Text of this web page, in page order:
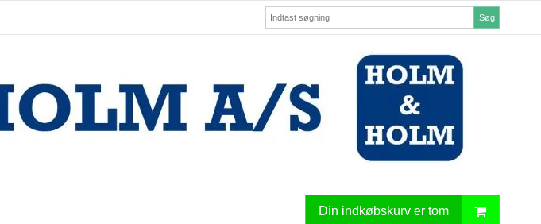
Søg
Din indkøbskurv er tom